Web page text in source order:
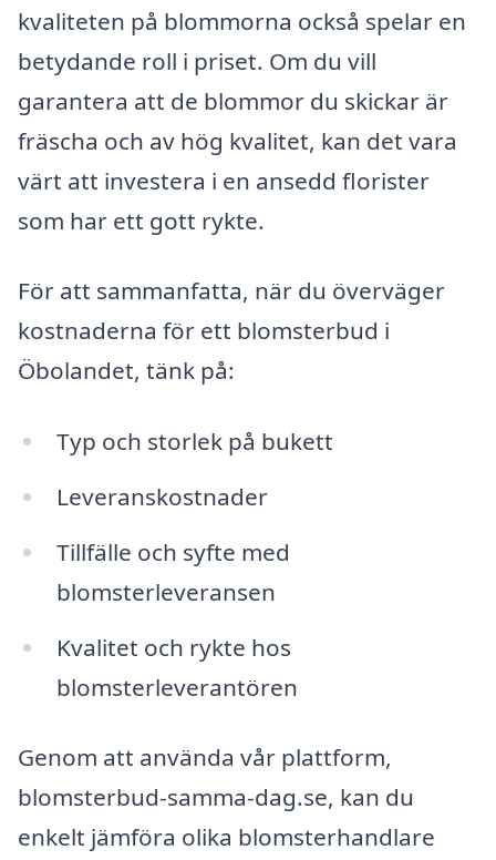
kvaliteten på blommorna också spelar en
betydande roll i priset. Om du vill
garantera att de blommor du skickar är
fräscha och av hög kvalitet, kan det vara
värt att investera i en ansedd florister
som har ett gott rykte.
För att sammanfatta, när du överväger
kostnaderna för ett blomsterbud i
Öbolandet, tänk på:
Typ och storlek på bukett
Leveranskostnader
Tillfälle och syfte med
blomsterleveransen
Kvalitet och rykte hos
blomsterleverantören
Genom att använda vår plattform,
blomsterbud-samma-dag.se, kan du
enkelt jämföra olika blomsterhandlare